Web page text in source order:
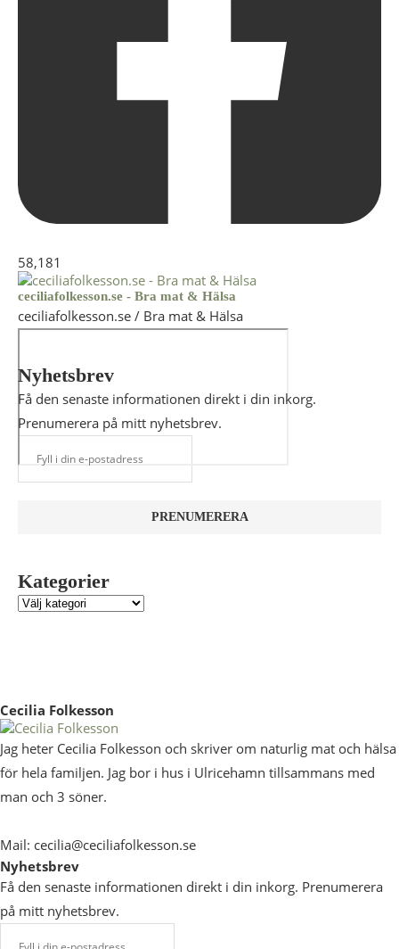
58,181
ceciliafolkesson.se - Bra mat & Hälsa
ceciliafolkesson.se / Bra mat & Hälsa
Nyhetsbrev
Få den senaste informationen direkt i din inkorg.
Prenumerera på mitt nyhetsbrev.
Kategorier
Cecilia Folkesson
Jag heter Cecilia Folkesson och skriver om naturlig mat och hälsa
för hela familjen. Jag bor i hus i Ulricehamn tillsammans med
man och 3 söner.
Mail: cecilia@ceciliafolkesson.se
Nyhetsbrev
Få den senaste informationen direkt i din inkorg. Prenumerera
på mitt nyhetsbrev.